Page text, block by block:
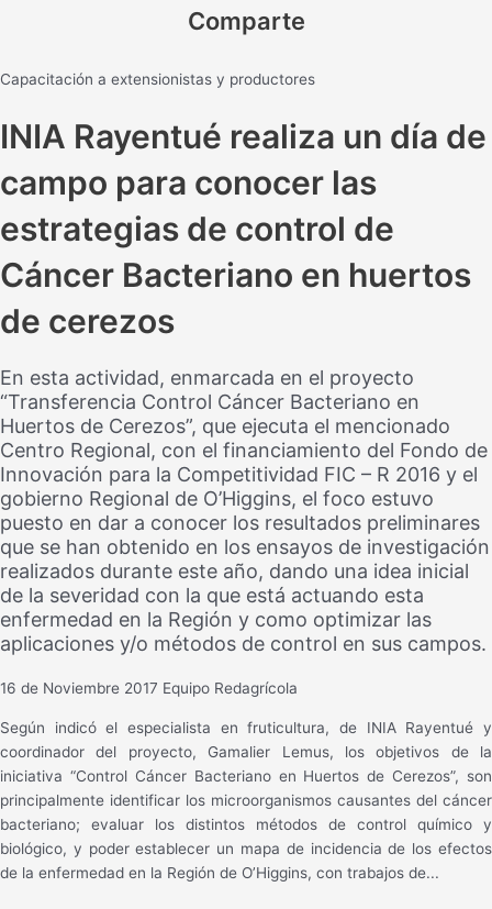
Comparte
Capacitación a extensionistas y productores
INIA Rayentué realiza un día de
campo para conocer las
estrategias de control de
Cáncer Bacteriano en huertos
de cerezos
En esta actividad, enmarcada en el proyecto
“Transferencia Control Cáncer Bacteriano en
Huertos de Cerezos”, que ejecuta el mencionado
Centro Regional, con el financiamiento del Fondo de
Innovación para la Competitividad FIC – R 2016 y el
gobierno Regional de O’Higgins, el foco estuvo
puesto en dar a conocer los resultados preliminares
que se han obtenido en los ensayos de investigación
realizados durante este año, dando una idea inicial
de la severidad con la que está actuando esta
enfermedad en la Región y como optimizar las
aplicaciones y/o métodos de control en sus campos.
16 de Noviembre 2017 Equipo Redagrícola
Según indicó el especialista en fruticultura, de INIA Rayentué y
coordinador del proyecto, Gamalier Lemus, los objetivos de la
iniciativa “Control Cáncer Bacteriano en Huertos de Cerezos”, son
principalmente identificar los microorganismos causantes del cáncer
bacteriano; evaluar los distintos métodos de control químico y
biológico, y poder establecer un mapa de incidencia de los efectos
de la enfermedad en la Región de O’Higgins, con trabajos de...